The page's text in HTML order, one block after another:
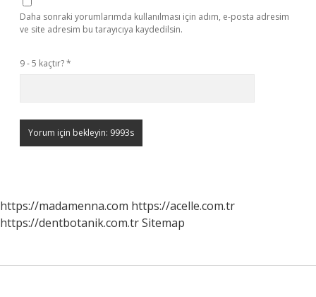
Daha sonraki yorumlarımda kullanılması için adım, e-posta adresim
ve site adresim bu tarayıcıya kaydedilsin.
9 - 5 kaçtır?*
https://madamenna.com https://acelle.com.tr
https://dentbotanik.com.trSitemap